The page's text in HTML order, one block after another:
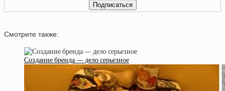
Смотрите также:
Создание бренда — дело серьезное